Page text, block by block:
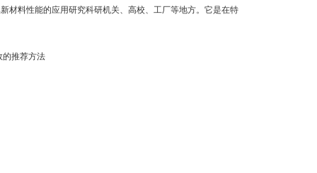
材料性能的应用研究科研机关、高校、工厂等地方。它是在特
的推荐方法